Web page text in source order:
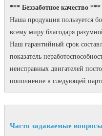
*** Беззаботное качество ***
Наша продукция пользуется
всему миру благодаря
Наш гарантийный срок
показатель
неисправных двигателей
пополнение в следующей
Часто задаваемые